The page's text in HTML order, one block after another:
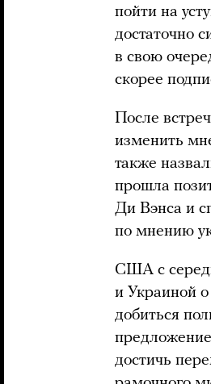
пойти на
достаточно
в свою
скорее
После
изменить
также
прошла
Ди Вэнса и
по мнению
США с
и Украиной
добиться
достичь